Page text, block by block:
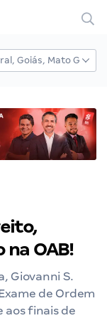
OAB!
Giovanni S.
de Ordem
aos finais de